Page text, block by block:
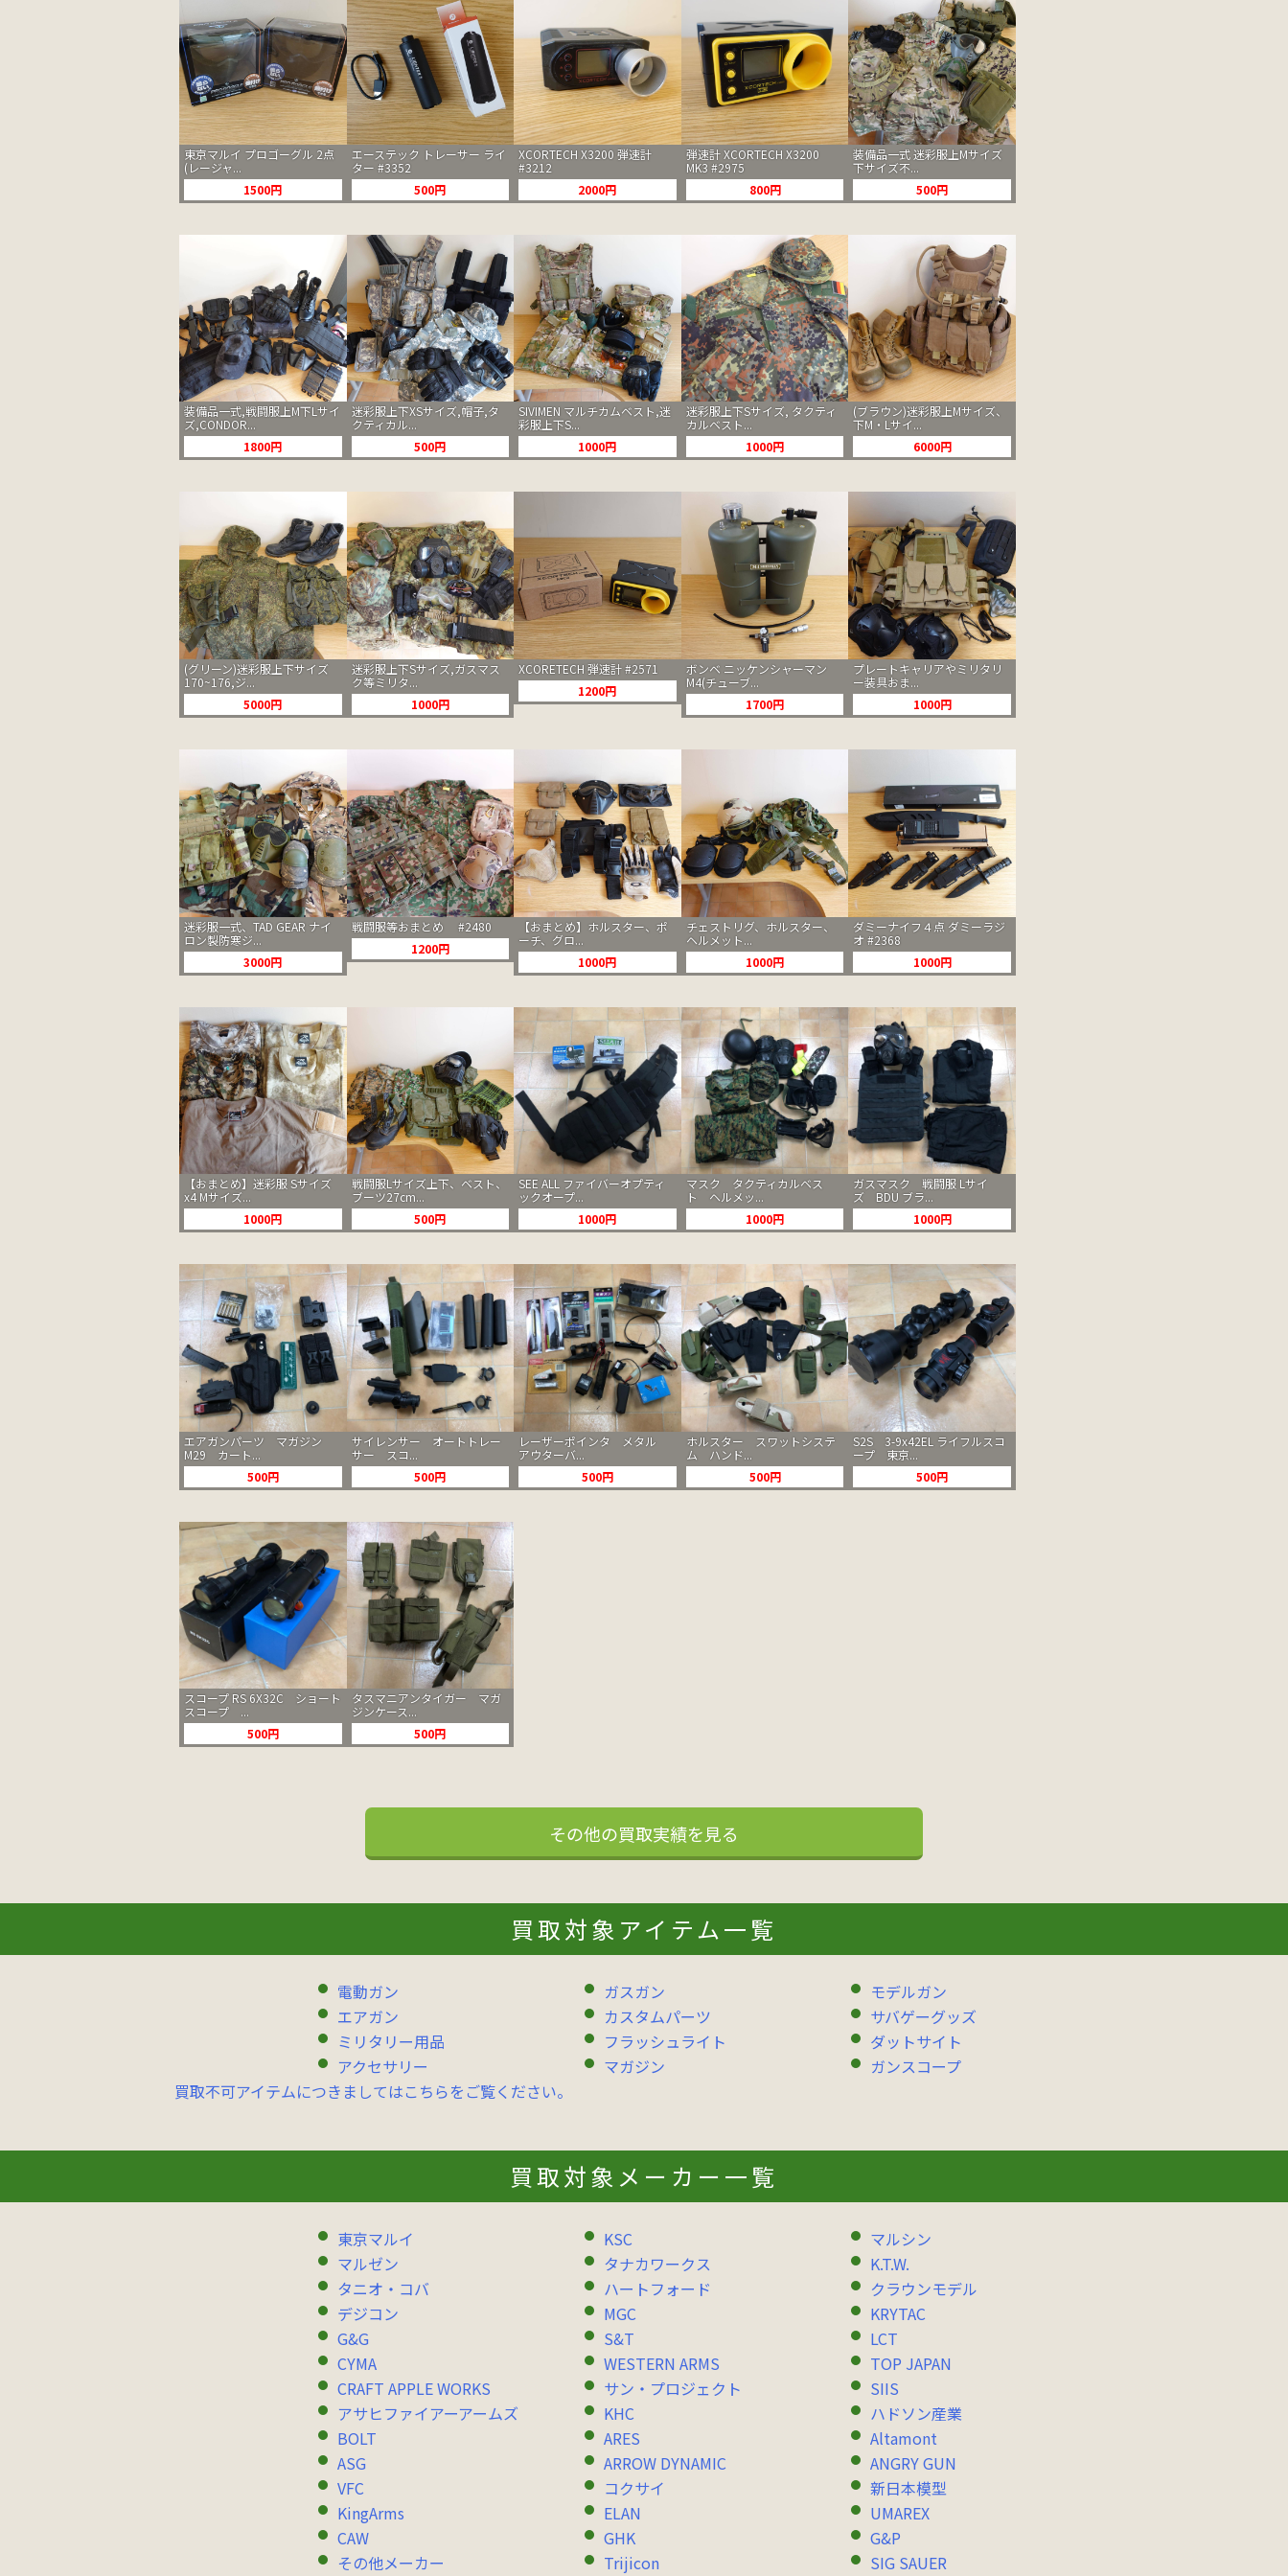
東京マルイ プロゴーグル 2点
(レージャ...
1500円
エーステック トレーサー ライ
ター #3352
500円
XCORTECH X3200 弾速計
#3212
2000円
弾速計 XCORTECH X3200
MK3 #2975
800円
装備品一式 迷彩服上Mサイズ
下サイズ不...
500円
装備品一式,戦闘服上M下Lサイ
ズ,CONDOR...
1800円
迷彩服上下XSサイズ,帽子,タ
クティカル...
500円
SIVIMEN マルチカムベスト,迷
彩服上下S...
1000円
迷彩服上下Sサイズ, タクティ
カルベスト...
1000円
(ブラウン)迷彩服上Mサイズ、
下M・Lサイ...
6000円
(グリーン)迷彩服上下サイズ
170~176,ジ...
5000円
迷彩服上下Sサイズ,ガスマス
ク等ミリタ...
1000円
XCORETECH 弾速計 #2571
1200円
ボンベ ニッケンシャーマン
M4(チューブ...
1700円
プレートキャリアやミリタリ
ー装具おま...
1000円
迷彩服一式、TAD GEAR ナイ
ロン製防寒ジ...
3000円
戦闘服等おまとめ #2480
1200円
【おまとめ】ホルスター、ポ
ーチ、グロ...
1000円
チェストリグ、ホルスター、
ヘルメット...
1000円
ダミーナイフ４点 ダミーラジ
オ #2368
1000円
【おまとめ】迷彩服 Sサイズ
x4 Mサイズ...
1000円
戦闘服Lサイズ上下、ベスト、
ブーツ27cm...
500円
SEE ALL ファイバーオプティ
ックオープ...
1000円
マスク タクティカルベス
ト ヘルメッ...
1000円
ガスマスク 戦闘服 Lサイ
ズ BDU ブラ...
1000円
エアガンパーツ マガジン
M29 カート...
500円
サイレンサー オートトレー
サー スコ...
500円
レーザーポインタ メタル
アウターバ...
500円
ホルスター スワットシステ
ム ハンド...
500円
S2S 3-9x42EL ライフルスコ
ープ 東京...
500円
スコープ RS 6X32C ショート
スコープ ...
500円
タスマニアンタイガー マガ
ジンケース...
500円
その他の買取実績を見る
買取対象アイテム一覧
電動ガン ガスガン
モデルガン
エアガン
カスタムパーツ
サバゲーグッズ
ミリタリー用品
フラッシュライト
ダットサイト
アクセサリー
マガジン
ガンスコープ
買取不可アイテムにつきましてはこちらをご覧ください。
買取対象メーカー一覧
東京マルイ KSC
マルシン
マルゼン
タナカワークス
K.T.W.
タニオ・コバ
ハートフォード
クラウンモデル
デジコン
MGC
KRYTAC
G&G
S&T
LCT
CYMA
WESTERN ARMS
TOP JAPAN
CRAFT APPLE WORKS
サン・プロジェクト
SIIS
アサヒファイアーアームズ
KHC
ハドソン産業
BOLT
ARES
Altamont
ASG
ARROW DYNAMIC
ANGRY GUN
VFC
コクサイ
新日本模型
KingArms
ELAN
UMAREX
CAW
GHK
G&P
その他メーカー
Trijicon SIG SAUER